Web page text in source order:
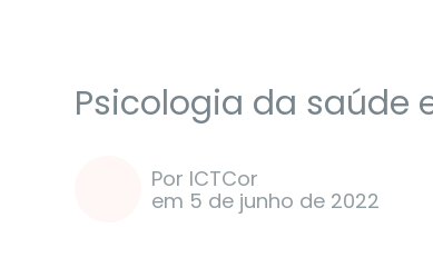
Psicologia da saúde
Por ICTCor
em 5 de junho de 2022